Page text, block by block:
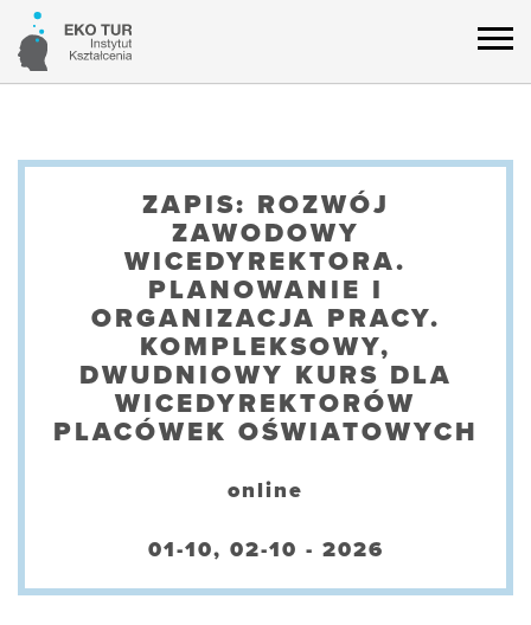
ZAPIS: ROZWÓJ
ZAWODOWY
WICEDYREKTORA.
PLANOWANIE I
ORGANIZACJA PRACY.
KOMPLEKSOWY,
DWUDNIOWY KURS DLA
WICEDYREKTORÓW
PLACÓWEK OŚWIATOWYCH
online
01-10, 02-10 - 2026